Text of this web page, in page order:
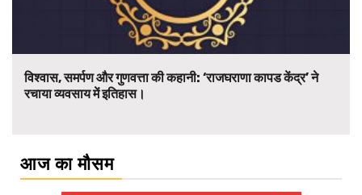
विश्वास, समर्पण और गुणवत्ता की कहानी: ‘राजघराणा कापड केंद्र’ ने
रचाया व्यवसाय में इतिहास।
आज का मौसम